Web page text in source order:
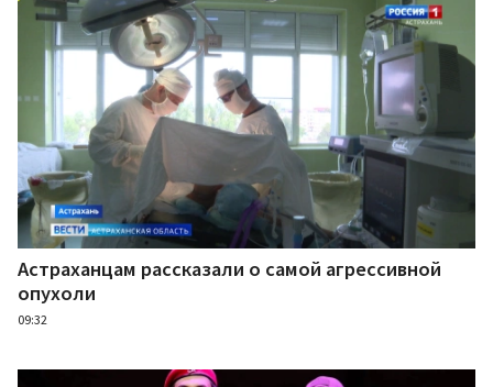
Астраханцам рассказали о самой агрессивной
опухоли
09:32